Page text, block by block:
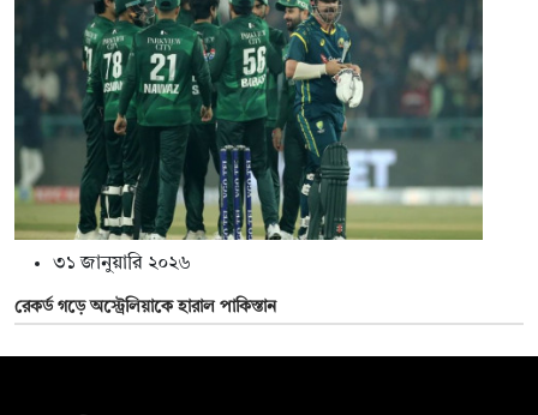
৩১ জানুয়ারি ২০২৬
রেকর্ড গড়ে অস্ট্রেলিয়াকে হারাল পাকিস্তান